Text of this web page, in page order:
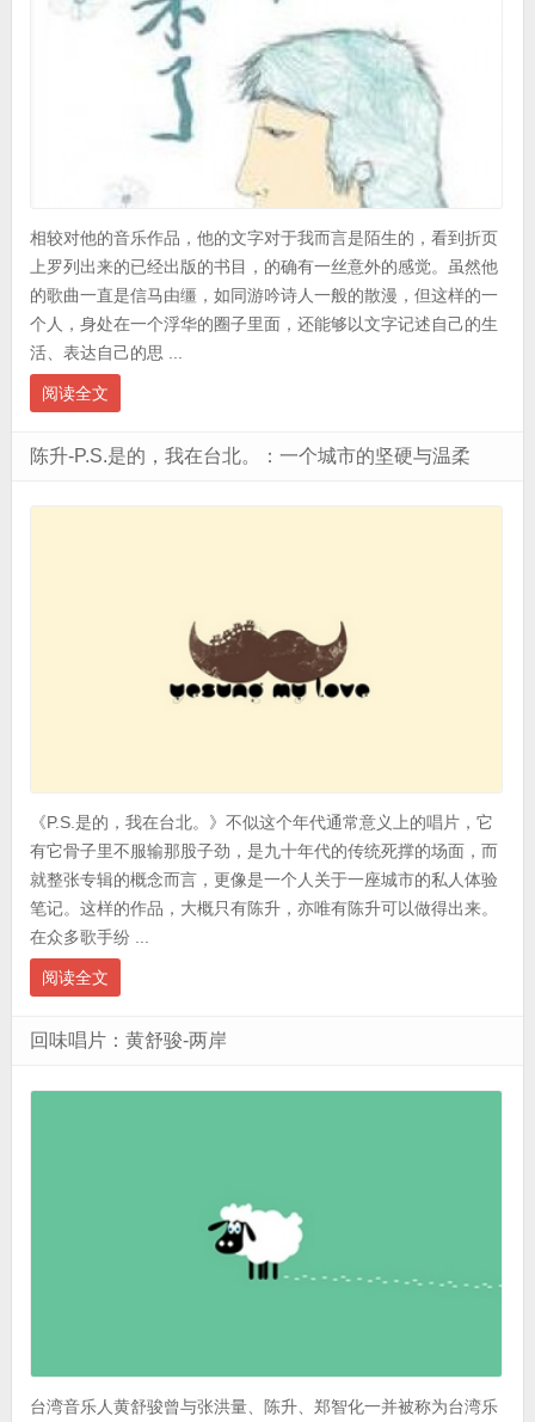
相较对他的音乐作品，他的文字对于我而言是陌生的，看到折页
上罗列出来的已经出版的书目，的确有一丝意外的感觉。虽然他
的歌曲一直是信马由缰，如同游吟诗人一般的散漫，但这样的一
个人，身处在一个浮华的圈子里面，还能够以文字记述自己的生
活、表达自己的思 ...
阅读全文
陈升-P.S.是的，我在台北。：一个城市的坚硬与温柔
《P.S.是的，我在台北。》不似这个年代通常意义上的唱片，它
有它骨子里不服输那股子劲，是九十年代的传统死撑的场面，而
就整张专辑的概念而言，更像是一个人关于一座城市的私人体验
笔记。这样的作品，大概只有陈升，亦唯有陈升可以做得出来。
在众多歌手纷 ...
阅读全文
回味唱片：黄舒骏-两岸
台湾音乐人黄舒骏曾与张洪量、陈升、郑智化一并被称为台湾乐